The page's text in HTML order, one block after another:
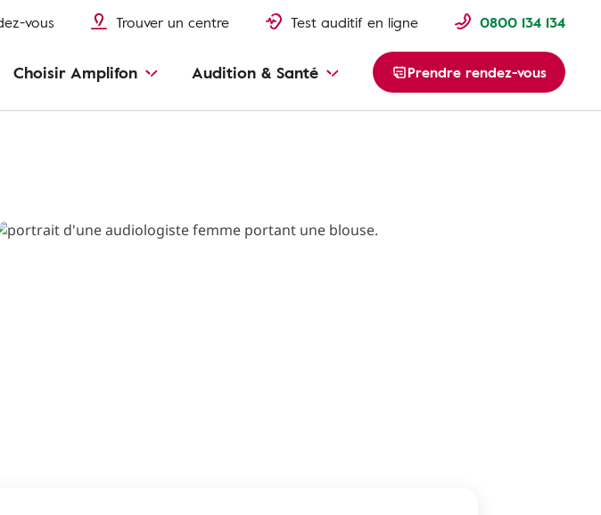
vous Trouver un centre Test auditif en ligne 0800 134 134
Choisir Amplifon Audition & Santé Prendre rendez-vous